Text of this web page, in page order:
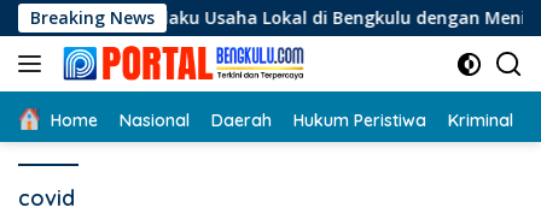
Langsung
ke
konten
Breaking News
Pelaku Usaha Lokal di Bengkulu dengan Meningkatkan
Home Nasional Daerah Hukum Peristiwa Kriminal
covid